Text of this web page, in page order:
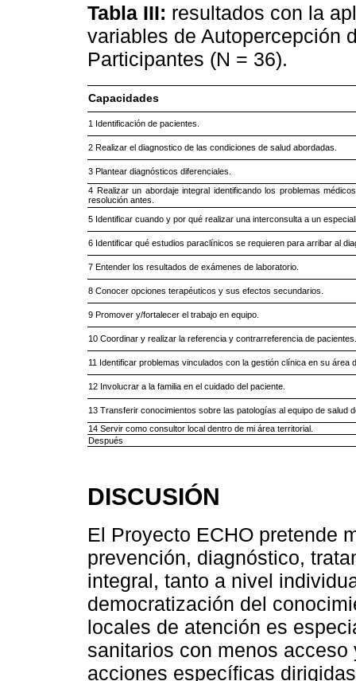
Tabla III: resultados con la
variables de Autopercepción
Participantes (N = 36).
Capacidades
1 Identificación de pacientes.
2 Realizar el diagnostico de las condiciones de salud abordadas.
3 Plantear diagnósticos diferenciales.
4 Realizar un abordaje integral identificando los problemas
resolución antes.
5 Identificar cuando y por qué realizar una interconsulta a un
6 Identificar qué estudios paraclínicos se requieren para arribar al
7 Entender los resultados de exámenes de laboratorio.
8 Conocer opciones terapéuticos y sus efectos secundarios.
9 Promover y/fortalecer el trabajo en equipo.
10 Coordinar y realizar la referencia y contrarreferencia de pacientes.
11 Identificar problemas vinculados con la gestión clínica en su área
12 Involucrar a la familia en el cuidado del paciente.
13 Transferir conocimientos sobre las patologías al equipo de salud
14 Servir como consultor local dentro de mi área territorial.
Después
DISCUSIÓN
El Proyecto ECHO pretende
prevención, diagnóstico,
integral, tanto a nivel
democratización del
locales de atención es
sanitarios con menos
acciones específicas